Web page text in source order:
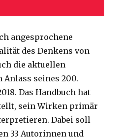
angesprochene
des Denkens von
die aktuellen
Anlass seines 200.
Das Handbuch hat
sein Wirken primär
Dabei soll
33 Autorinnen und